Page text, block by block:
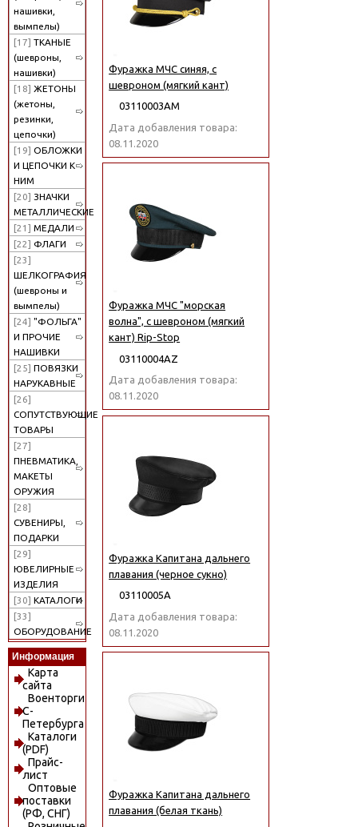
нашивки,
вымпелы)
[17] ТКАНЫЕ
(шевроны,
нашивки)
[18] ЖЕТОНЫ
(жетоны,
резинки,
цепочки)
[19] ОБЛОЖКИ
И ЦЕПОЧКИ К
НИМ
[20] ЗНАЧКИ
МЕТАЛЛИЧЕСКИЕ
[21] МЕДАЛИ
[22] ФЛАГИ
[23]
ШЕЛКОГРАФИЯ
(шевроны и
вымпелы)
[24] "ФОЛЬГА"
И ПРОЧИЕ
НАШИВКИ
[25] ПОВЯЗКИ
НАРУКАВНЫЕ
[26]
СОПУТСТВУЮЩИЕ
ТОВАРЫ
[27]
ПНЕВМАТИКА,
МАКЕТЫ
ОРУЖИЯ
[28]
СУВЕНИРЫ,
ПОДАРКИ
[29]
ЮВЕЛИРНЫЕ
ИЗДЕЛИЯ
[30] КАТАЛОГИ
[33]
ОБОРУДОВАНИЕ
Информация
Карта
сайта
Военторги
С-
Петербурга
Каталоги
(PDF)
Прайс-
лист
Оптовые
поставки
(РФ, СНГ)
Фуражка МЧС синяя, с
шевроном (мягкий кант)
03110003АМ
Дата добавления товара:
08.11.2020
Фуражка МЧС "морская
волна", с шевроном (мягкий
кант) Rip-Stop
03110004АZ
Дата добавления товара:
08.11.2020
Фуражка Капитана дальнего
плавания (черное сукно)
03110005А
Дата добавления товара:
08.11.2020
Фуражка Капитана дальнего
плавания (белая ткань)